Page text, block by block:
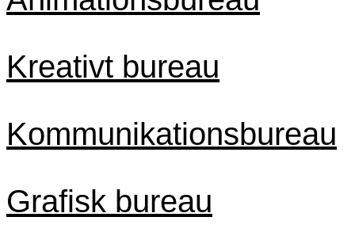
Kreativt bureau
Kommunikationsbureau
Grafisk bureau